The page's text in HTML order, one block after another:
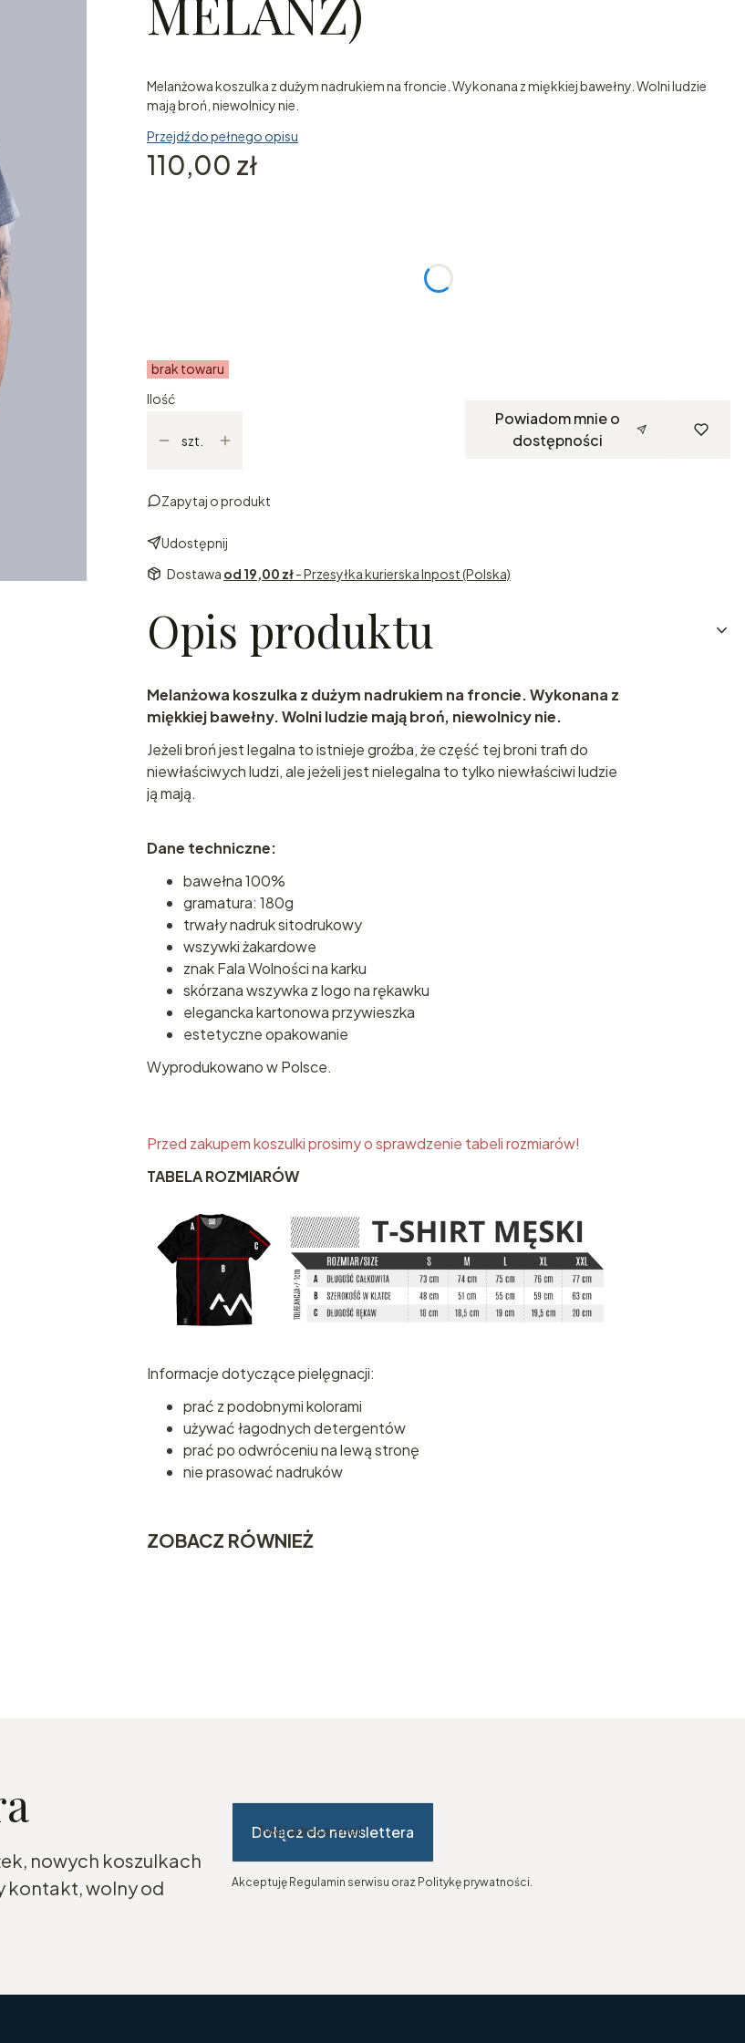
Melanżowa koszulka z dużym nadrukiem na froncie. Wykonana z miękkiej bawełny. Wolni ludzie
mają broń, niewolnicy nie.​
Przejdź do pełnego opisu
Cena
110,00 zł
brak towaru
Ilość
szt.
Powiadom mnie o
dostępności
Zapytaj o produkt
Udostępnij
Dostawa od 19,00 zł- Przesyłka kurierska Inpost (Polska)
Opis produktu
Melanżowa koszulka z dużym nadrukiem na froncie. Wykonana z
miękkiej bawełny. Wolni ludzie mają broń, niewolnicy nie.
Jeżeli broń jest legalna to istnieje groźba, że część tej broni trafi do
niewłaściwych ludzi, ale jeżeli jest nielegalna to tylko niewłaściwi ludzie
ją mają.
Dane techniczne:
bawełna 100%
gramatura: 180g
trwały nadruk sitodrukowy
wszywki żakardowe
znak Fala Wolności na karku
skórzana wszywka z logo na rękawku
elegancka kartonowa przywieszka
estetyczne opakowanie
Wyprodukowano w Polsce.
Przed zakupem koszulki prosimy o sprawdzenie tabeli rozmiarów!
TABELA ROZMIARÓW
Informacje dotyczące pielęgnacji:
prać z podobnymi kolorami
używać łagodnych detergentów
prać po odwróceniu na lewą stronę
nie prasować nadruków
ZOBACZ RÓWNIEŻ
nowych koszulkach
kontakt, wolny od
Twój adres e-mail
Dołącz do newslettera
Akceptuję Regulamin serwisu oraz Politykę prywatności.